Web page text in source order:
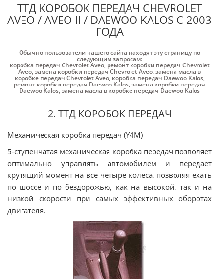
ТТД КОРОБОК ПЕРЕДАЧ CHEVROLET
AVEO / AVEO II / DAEWOO KALOS С 2003
ГОДА
Обычно пользователи нашего сайта находят эту страницу по
следующим запросам:
коробка передач Chevrolet Aveo, ремонт коробки передач Chevrolet
Aveo,замена коробки передач Chevrolet Aveo,замена масла в
коробке передач Chevrolet Aveo, коробка передач Daewoo Kalos,
ремонт коробки передач Daewoo Kalos,замена коробки передач
Daewoo Kalos,замена масла в коробке передач Daewoo Kalos
2. ТТД КОРОБОК ПЕРЕДАЧ
Механическая коробка передач (Y4M)
5-ступенчатая механическая коробка передач позволяет
оптимально управлять автомобилем и передает
крутящий момент на все четыре колеса, позволяя ехать
по шоссе и по бездорожью, как на высокой, так и на
низкой скорости при самых эффективных оборотах
двигателя.